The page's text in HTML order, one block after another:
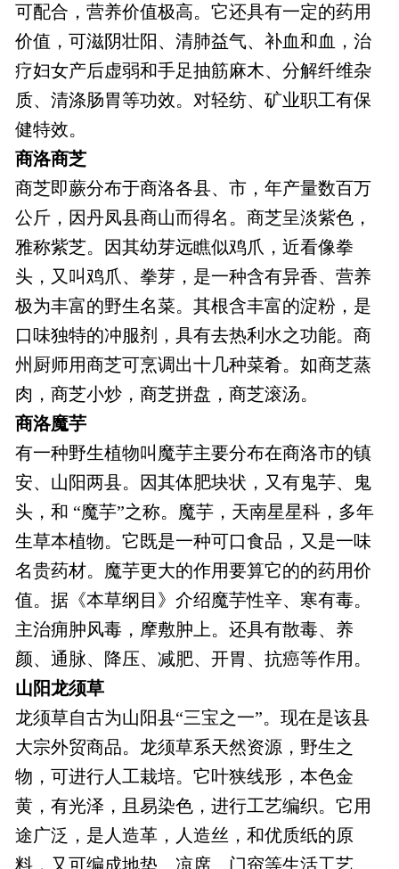
可配合，营养价值极高。它还具有一定的药用
价值，可滋阴壮阳、清肺益气、补血和血，治
疗妇女产后虚弱和手足抽筋麻木、分解纤维杂
质、清涤肠胃等功效。对轻纺、矿业职工有保
健特效。
商洛商芝
商芝即蕨分布于商洛各县、市，年产量数百万
公斤，因丹凤县商山而得名。商芝呈淡紫色，
雅称紫芝。因其幼芽远瞧似鸡爪，近看像拳
头，又叫鸡爪、拳芽，是一种含有异香、营养
极为丰富的野生名菜。其根含丰富的淀粉，是
口味独特的冲服剂，具有去热利水之功能。商
州厨师用商芝可烹调出十几种菜肴。如商芝蒸
肉，商芝小炒，商芝拼盘，商芝滚汤。
商洛魔芋
有一种野生植物叫魔芋主要分布在商洛市的镇
安、山阳两县。因其体肥块状，又有鬼芋、鬼
头，和 “魔芋”之称。魔芋，天南星星科，多年
生草本植物。它既是一种可口食品，又是一味
名贵药材。魔芋更大的作用要算它的的药用价
值。据《本草纲目》介绍魔芋性辛、寒有毒。
主治痈肿风毒，摩敷肿上。还具有散毒、养
颜、通脉、降压、减肥、开胃、抗癌等作用。
山阳龙须草
龙须草自古为山阳县“三宝之一”。现在是该县
大宗外贸商品。龙须草系天然资源，野生之
物，可进行人工栽培。它叶狭线形，本色金
黄，有光泽，且易染色，进行工艺编织。它用
途广泛，是人造革，人造丝，和优质纸的原
料，又可编成地垫、凉席、门帘等生活工艺